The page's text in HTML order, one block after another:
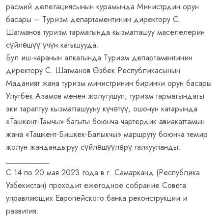
расмий делегациясынын курамында Министрдин орун
басары – Туризм департаментинин директору С.
Шатманов туризм тармагында кызматташуу маселелерин
сүйлөшүү үчүн катышууда.
Бул иш-чаранын алкагында Туризм департаментинин
директору С. Шатманов Өзбек Республикасынын
Маданият жана туризм министринин биринчи орун басары
Улугбек Азамов менен жолугушуп, туризм тармагындагы
эки тараптуу кызматташууну күчөтүү, ошонун катарында
«Ташкент-Тамчы» багыты боюнча чартердик авиакаттамын
жана «Ташкент-Бишкек-Балыкчы» маршруту боюнча темир
жолун жандандыруу сүйлөшүүлөрү талкууланды.
С 14 по 20 мая 2023 года в г. Самарканд (Республика
Узбекистан) проходит ежегодное собрание Совета
управляющих Европейского банка реконструкции и
развития.